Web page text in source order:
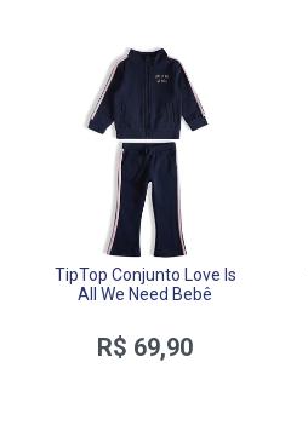
TipTop Conjunto Love Is
All We Need Bebê
R$ 69,90